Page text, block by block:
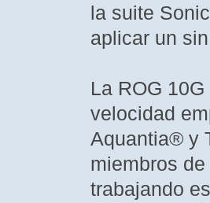
la suite
aplicar un
La ROG
velocidad
Aquantia® y
miembros
trabajando